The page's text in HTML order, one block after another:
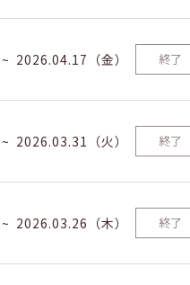
2026.04.17（金） 終了
2026.03.31（火） 終了
2026.03.26（木） 終了